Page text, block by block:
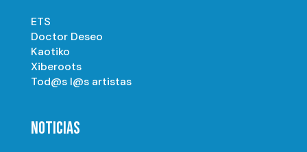
ETS
Doctor Deseo
Kaotiko
Xiberoots
Tod@s l@s artistas
NOTICIAS